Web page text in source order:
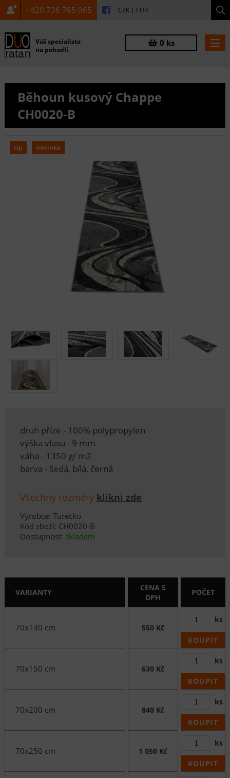
+420 736 765 065 CZK | EUR
Váš specialista
na pohodlí
0 ks
Běhoun kusový Chappe
CH0020-B
tip novinka
druh příze - 100% polypropylen
výška vlasu - 9 mm
váha - 1350 g/ m2
barva - šedá, bílá, černá
Všechny rozměry klikni zde
Výrobce: Turecko
Kód zboží: CH0020-B
Dostupnost: skladem
VARIANTY
CENA S
DPH
POČET
70x130 cm 550 Kč
ks
KOUPIT
70x150 cm 630 Kč
ks
KOUPIT
70x200 cm 840 Kč
ks
KOUPIT
70x250 cm 1 050 Kč
ks
KOUPIT